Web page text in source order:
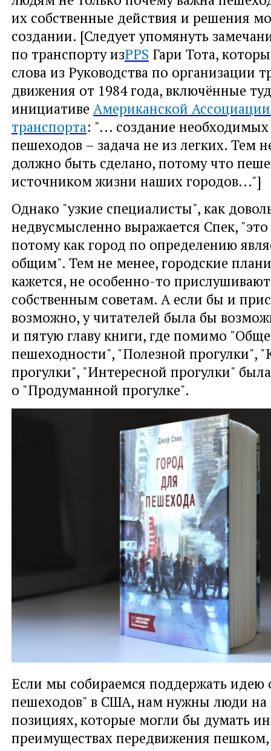
их собственные действия и решения
создании. [Следует упомянуть
по транспорту изPPS Гари Тота,
слова из Руководства по организации
движения от 1984 года, включённые
инициативе Американской
транспорта: "... создание
пешеходов – задача не из легких. Тем
должно быть сделано, потому что
источником жизни наших городов..."]
Однако "узкие специалисты", как
недвусмысленно выражается Спек, "это
потому как город по определению
общим". Тем не менее, городские
кажется, не особенно-то
собственным советам. А если бы и
возможно, у читателей была бы
и пятую главу книги, где помимо
пешеходности", "Полезной прогулки",
прогулки", "Интересной прогулки"
о "Продуманной прогулке".
Если мы собираемся поддержать идею
пешеходов" в США, нам нужны люди на
позициях, которые могли бы думать
преимуществах передвижения пешком,